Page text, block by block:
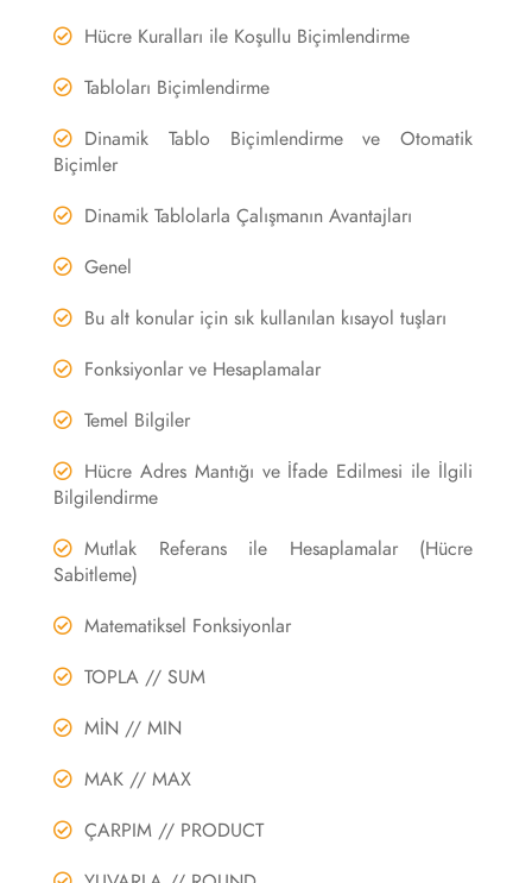
Hücre Kuralları ile Koşullu Biçimlendirme
Tabloları Biçimlendirme
Dinamik Tablo Biçimlendirme ve Otomatik
Biçimler
Dinamik Tablolarla Çalışmanın Avantajları
Genel
Bu alt konular için sık kullanılan kısayol tuşları
Fonksiyonlar ve Hesaplamalar
Temel Bilgiler
Hücre Adres Mantığı ve İfade Edilmesi ile İlgili
Bilgilendirme
Mutlak Referans ile Hesaplamalar (Hücre
Sabitleme)
Matematiksel Fonksiyonlar
TOPLA // SUM
MİN // MIN
MAK // MAX
ÇARPIM // PRODUCT